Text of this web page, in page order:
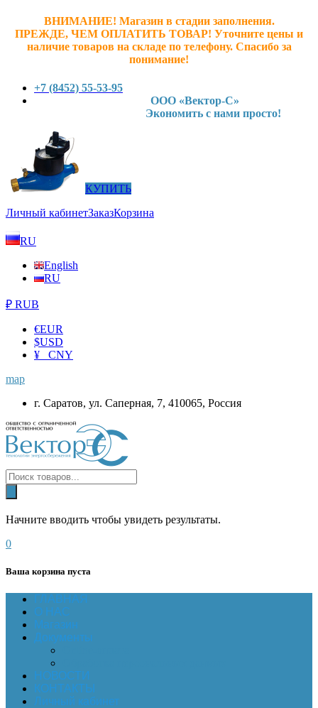
ВНИМАНИЕ! Магазин в стадии заполнения.
ПРЕЖДЕ, ЧЕМ ОПЛАТИТЬ ТОВАР! Уточните цены и
наличие товаров на складе по телефону. Спасибо за
понимание!
+7 (8452) 55-53-95
ООО «Вектор-С»
Экономить с нами просто!
КУПИТЬ
Личный кабинетЗаказКорзина
RU
English
RU
₽ RUB
€EUR
$USD
¥ CNY
map
г. Саратов, ул. Саперная, 7, 410065, Россия
Начните вводить чтобы увидеть результаты.
0
Ваша корзина пуста
ГЛАВНАЯ
О НАС
Магазин
Документы
НОВОСТИ
КОНТАКТЫ
Личный кабинет